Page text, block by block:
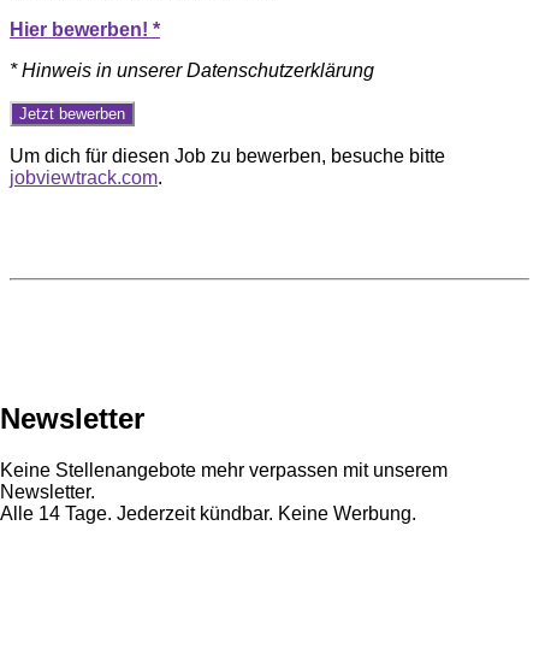
Hier bewerben! *
* Hinweis in unserer Datenschutzerklärung
Um dich für diesen Job zu bewerben, besuche bitte
jobviewtrack.com.
Newsletter
Keine Stellenangebote mehr verpassen mit unserem
Newsletter.
Alle 14 Tage. Jederzeit kündbar. Keine Werbung.